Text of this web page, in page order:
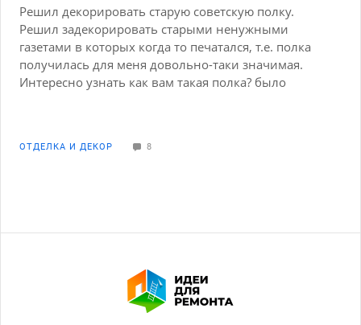
хочется под белый кирпич покрасить,под
стеклопакетами как-то обшить может вагонкой
или чем-то еще, а полы не знаю и не разбираюсь
чем крыть.. Подскажите кто уже проходил это,
буду признательна!
Решил декорировать старую советскую полку.
Решил задекорировать старыми ненужными
газетами в которых когда то печатался, т.е. полка
получилась для меня довольно-таки значимая.
Интересно узнать как вам такая полка? было
полке? И больше всего интересно, можно ли это
ОТДЕЛКА И ДЕКОР 8